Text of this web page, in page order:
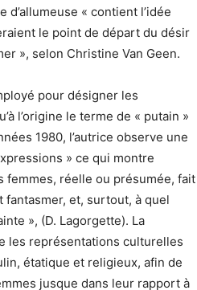
d’allumeuse « contient l’idée
le point de départ du désir
», selon Christine Van Geen.
pour désigner les
l’origine le terme de « putain »
1980, l’autrice observe une
» ce qui montre
femmes, réelle ou présumée, fait
fantasmer, et, surtout, à quel
», (D. Lagorgette). La
les représentations culturelles
étatique et religieux, afin de
jusque dans leur rapport à